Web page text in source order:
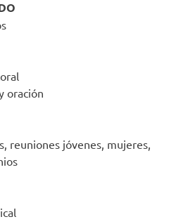
oración
reuniones jóvenes, mujeres,